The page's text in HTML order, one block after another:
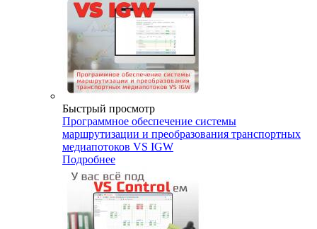
Быстрый просмотр
Программное обеспечение системы
маршрутизации и преобразования транспортных
медиапотоков VS IGW
Подробнее